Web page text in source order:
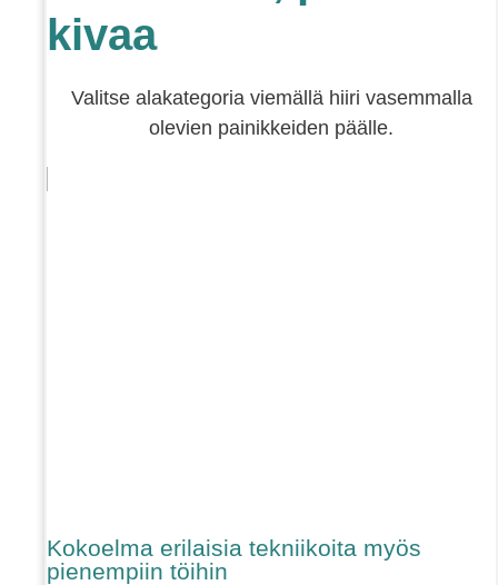
kivaa
Valitse alakategoria viemällä hiiri vasemmalla
olevien painikkeiden päälle.
Kokoelma erilaisia tekniikoita myös
pienempiin töihin